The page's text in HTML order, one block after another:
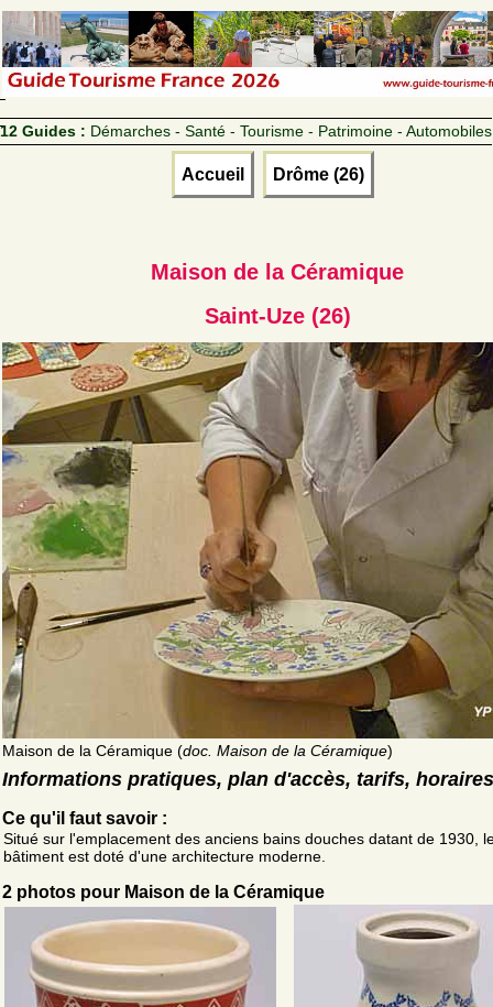
12 Guides : Démarches - Santé - Tourisme - Patrimoine - Automobiles
Accueil Drôme (26)
Maison de la Céramique
Saint-Uze (26)
Maison de la Céramique (doc. Maison de la Céramique)
Informations pratiques, plan d'accès, tarifs, horaires
Ce qu'il faut savoir :
Situé sur l'emplacement des anciens bains douches datant de 1930,
bâtiment est doté d'une architecture moderne.
2 photos pour Maison de la Céramique